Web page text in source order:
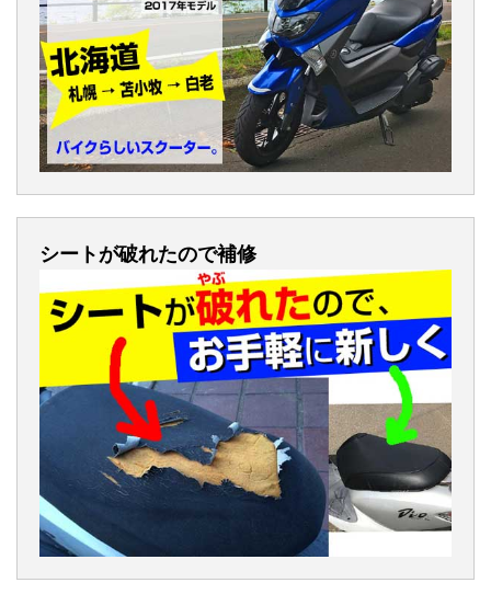
シートが破れたので補修